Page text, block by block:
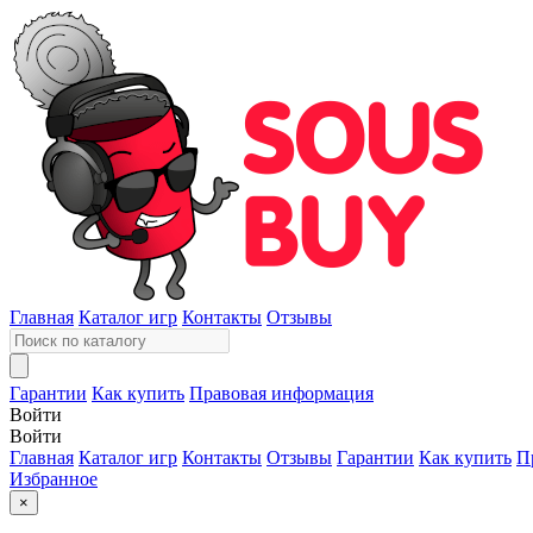
Главная Каталог игр Контакты Отзывы
Гарантии Как купить Правовая информация
Войти
Войти
Главная Каталог игр Контакты Отзывы Гарантии Как купить
Избранное
×